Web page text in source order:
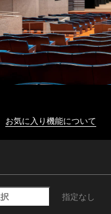
お気に入り機能について
指定なし